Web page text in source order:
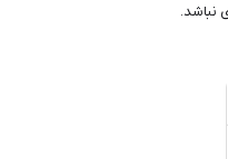
نباشد.